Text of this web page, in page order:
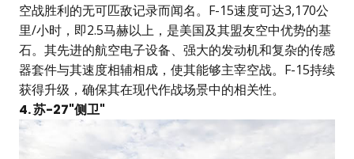
空战胜利的无可匹敌记录而闻名。F-15速度可达3,170公
里/小时，即2.5马赫以上，是美国及其盟友空中优势的基
石。其先进的航空电子设备、强大的发动机和复杂的传感
器套件与其速度相辅相成，使其能够主宰空战。F-15持续
获得升级，确保其在现代作战场景中的相关性。
4. 苏-27"侧卫"